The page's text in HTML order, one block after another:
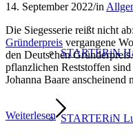
STARTERiN
STARTERiN
14. September 2022/in
Die Siegesserie reißt nicht
Gründerpreis vergangene
den Deutschen
pflanzlichen Reststoffen
Johanna Baare anscheinend
Weiterlesen